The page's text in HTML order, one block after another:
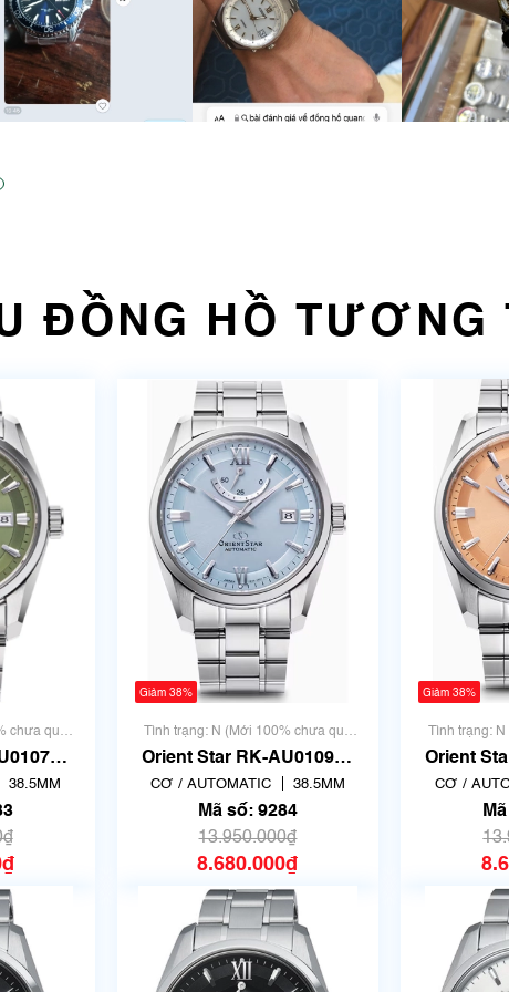
ĐỒNG HỒ TƯƠNG
chưa qua
|
9283
38.5MM
Giảm 38%
Tình trạng: N (Mới 100% chưa qua
sử dụng)
Orient Star RK-AU0109L |
F6N4-UAD0 | Mã số 9284
CƠ / AUTOMATIC 38.5MM
Mã số: 9284
13.950.000₫
8.680.000₫
Giảm 38%
Tình trạng:
Orient
F6N4-
CƠ /